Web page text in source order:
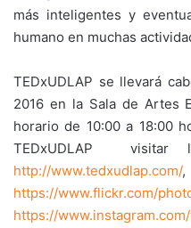
más inteligentes y
humano en muchas
TEDxUDLAP se llevará
2016 en la Sala de Artes
horario de 10:00 a 18:00
TEDxUDLAP visitar
http://www.tedxudlap.com/,
https://www.flickr.com/
https://